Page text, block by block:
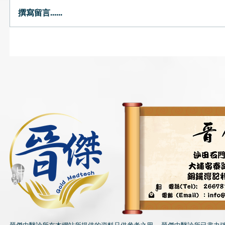
小雪．二十四節氣
撰寫留言......